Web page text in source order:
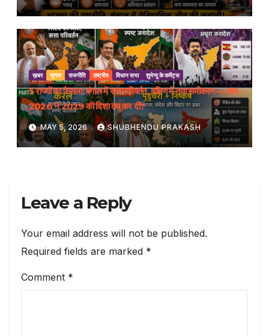
ख़बर चुनाव राजनीति राष्ट्रीय विधान सभा शुभेन्दु के कमेंट्स
5 राज्यों का फैसला: बंगाल में सत्ता परिवर्तन, दक्षिण में नया समीकरण — क्या
2026 ने 2029 की दिशा तय कर दी?
MAY 5, 2026 SHUBHENDU PRAKASH
Leave a Reply
Your email address will not be published.
Required fields are marked *
Comment *